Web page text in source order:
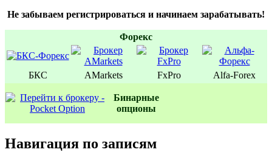
Не забываем регистрироваться и начинаем зарабатывать!
Форекс
БКС AMarkets FxPro Alfa-Forex
Бинаpные
oпционы
Навигация по записям